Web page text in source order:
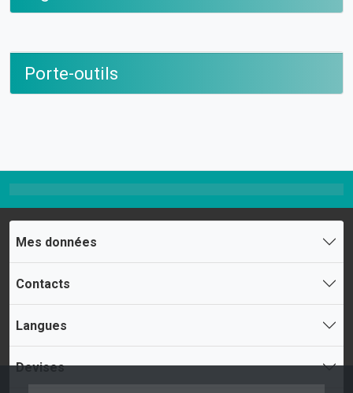
Porte-outils
Mes données
Contacts
Langues
Devises